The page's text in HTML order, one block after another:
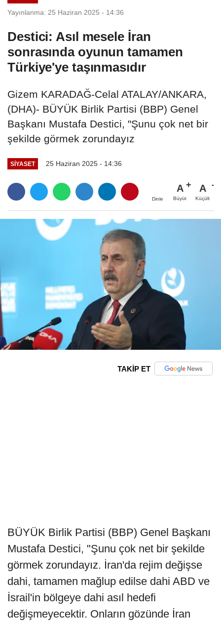
Yayınlanma: 25 Haziran 2025 - 14:36
Destici: Asıl mesele İran
sonrasında oyunun tamamen
Türkiye'ye taşınmasıdır
Gizem KARADAĞ-Celal ATALAY/ANKARA,
(DHA)- BÜYÜK Birlik Partisi (BBP) Genel
Başkanı Mustafa Destici, "Şunu çok net bir
şekilde görmek zorundayız
SIYASET 25 Haziran 2025 - 14:36
Dinle
A
Büyüt
A
Küçült
TAKİP ET
BÜYÜK Birlik Partisi (BBP) Genel Başkanı
Mustafa Destici, "Şunu çok net bir şekilde
görmek zorundayız. İran'da rejim değişse
dahi, tamamen mağlup edilse dahi ABD ve
İsrail'in bölgeye dahi asıl hedefi
değişmeyecektir. Onların gözünde İran